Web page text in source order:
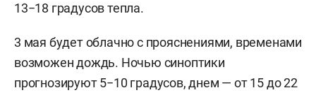
13−18 градусов тепла.
3 мая будет облачно с прояснениями, временами
возможен дождь. Ночью синоптики
прогнозируют 5−10 градусов, днем — от 15 до 22